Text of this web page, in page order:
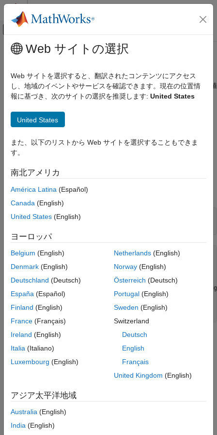
コンテンツへスキップ
オフキャンバス ナビゲーション メ
ドキュメンテーションのホーム
FPGA、ASIC、および SoC 開発
Fixed-Point Designer
固定小数点の指定
固定小数点演算関数
データ型の調査
固定小数点の指定
項目一覧
構文
説明
例
メインコンテンツ
intmax
fiオブジェクトのnumerictypeで表現可能な正の最大格納整数値
x = intmax(a)
説明
整数値を返します。
例
a = fi(pi, true, 16, 12);
x =
       32767
          DataTypeMode: Fixed-point: binary point scaling
            Signedness: Signed
            WordLength: 16
        FractionLength: 0
バージョン履歴
eps|intmin|lowerbound
Web サイトの選択
Web サイトを選択すると、翻訳されたコンテンツにアクセス
し、地域のイベントやサービスを確認できます。現在の位置情
報に基づき、次のサイトの選択を推奨します: United States
United States
また、以下のリストから Web サイトを選択することもできま
す。
南北アメリカ
América Latina (Español)
Canada (English)
United States (English)
ヨーロッパ
Belgium (English)
Denmark (English)
Deutschland (Deutsch)
España (Español)
Finland (English)
France (Français)
Ireland (English)
Italia (Italiano)
Luxembourg (English)
Netherlands(English)
Norway(English)
Österreich (Deutsch)
Portugal(English)
Sweden (English)
Switzerland
Deutsch
English
Français
United Kingdom (English)
アジア太平洋地域
Australia (English)
India (English)